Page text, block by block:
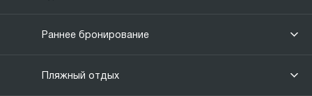
Раннее бронирование
Пляжный отдых